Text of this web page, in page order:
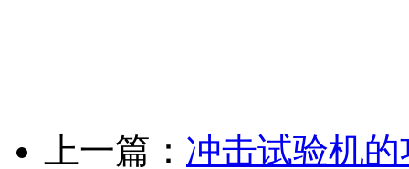
上一篇： 冲击试验机